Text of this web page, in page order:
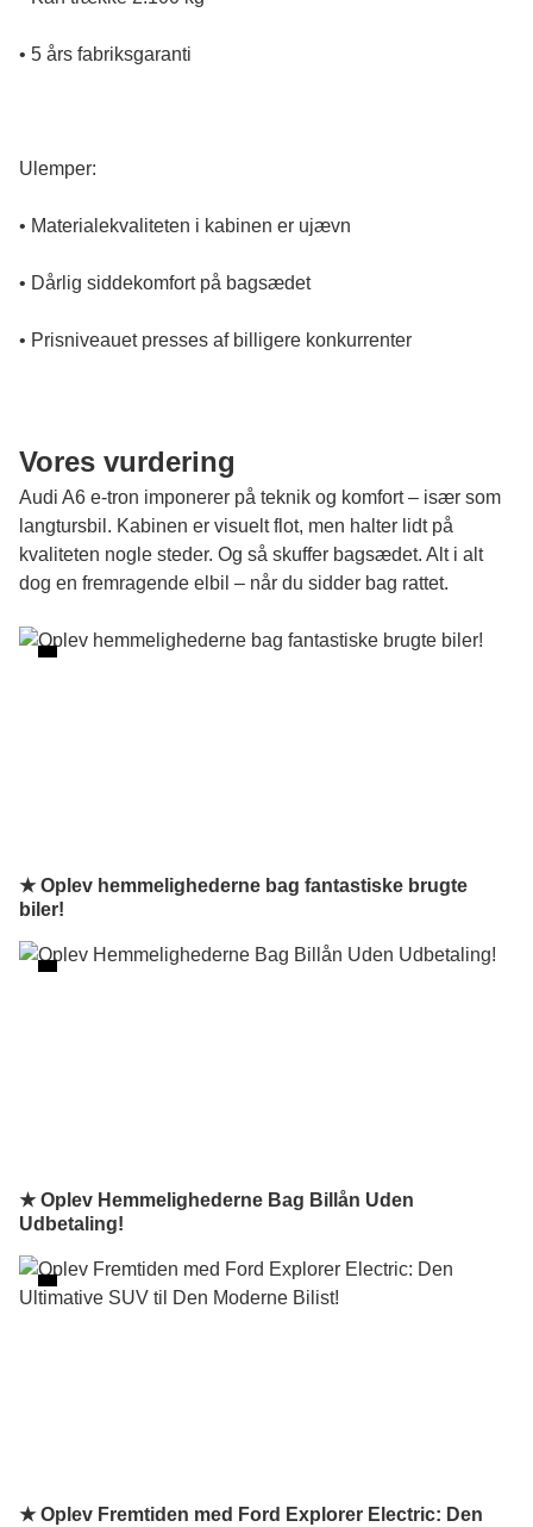
• 5 års fabriksgaranti
Ulemper:
• Materialekvaliteten i kabinen er ujævn
• Dårlig siddekomfort på bagsædet
• Prisniveauet presses af billigere konkurrenter
Vores vurdering
Audi A6 e-tron imponerer på teknik og komfort – især som
langtursbil. Kabinen er visuelt flot, men halter lidt på
kvaliteten nogle steder. Og så skuffer bagsædet. Alt i alt
dog en fremragende elbil – når du sidder bag rattet.
★ Oplev hemmelighederne bag fantastiske brugte
biler!
★ Oplev Hemmelighederne Bag Billån Uden
Udbetaling!
★ Oplev Fremtiden med Ford Explorer Electric: Den